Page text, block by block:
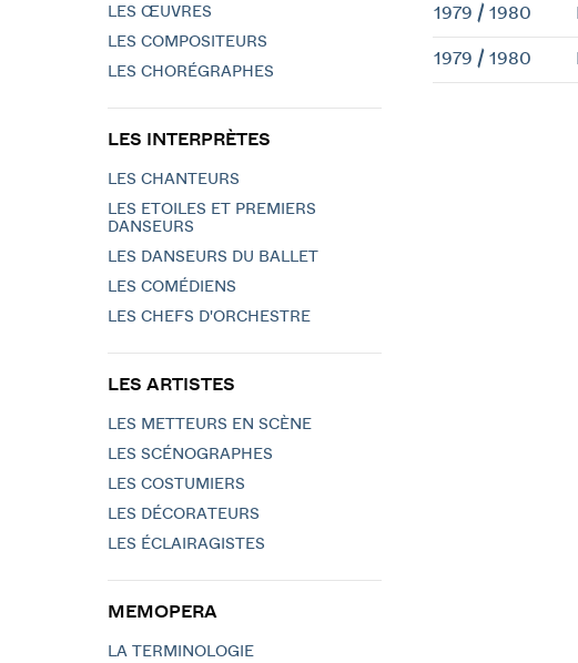
1979 / 1980
1979 / 1980
LES ŒUVRES
LES COMPOSITEURS
LES CHORÉGRAPHES
LES INTERPRÈTES
LES CHANTEURS
LES ETOILES ET PREMIERS
DANSEURS
LES DANSEURS DU BALLET
LES COMÉDIENS
LES CHEFS D'ORCHESTRE
LES ARTISTES
LES METTEURS EN SCÈNE
LES SCÉNOGRAPHES
LES COSTUMIERS
LES DÉCORATEURS
LES ÉCLAIRAGISTES
MEMOPERA
LA TERMINOLOGIE